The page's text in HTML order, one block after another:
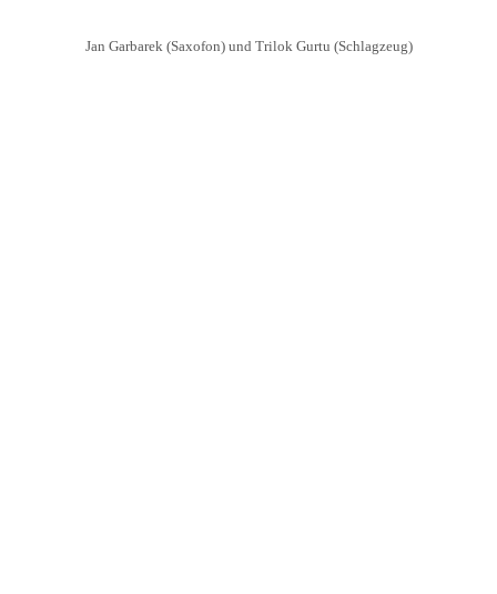
Jan Garbarek (Saxofon) und Trilok Gurtu (Schlagzeug)